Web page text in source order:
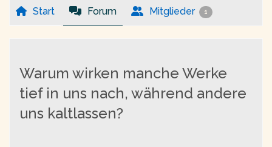
Start Forum Mitglieder 1
Warum wirken manche Werke
tief in uns nach, während andere
uns kaltlassen?